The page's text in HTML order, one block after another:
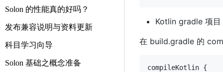
Solon 的性能真的好吗？
发布兼容说明与资料更新
科目学习向导
Solon 基础之概念准备
Kotlin gradle 项目
在 build.gradle 的
compileKotlin {